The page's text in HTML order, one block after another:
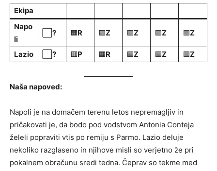
Ekipa
Napo
li
? 🟧R 🟩Z 🟩Z 🟩Z 🟩Z
Lazio ? 🟥P 🟧R 🟩Z 🟩Z 🟩Z
Naša napoved:
Napoli je na domačem terenu letos nepremagljiv in
pričakovati je, da bodo pod vodstvom Antonia Conteja
želeli popraviti vtis po remiju s Parmo. Lazio deluje
nekoliko razglaseno in njihove misli so verjetno že pri
pokalnem obračunu sredi tedna. Čeprav so tekme med